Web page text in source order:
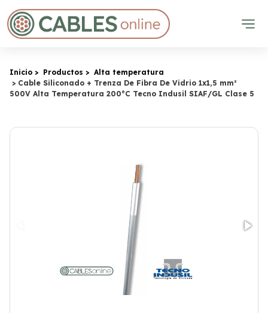
Inicio Productos
Alta temperatura
Cable Siliconado + Trenza De Fibra De Vidrio 1x1,5 mm²
500V Alta Temperatura 200°C Tecno Indusil SIAF/GL Clase 5